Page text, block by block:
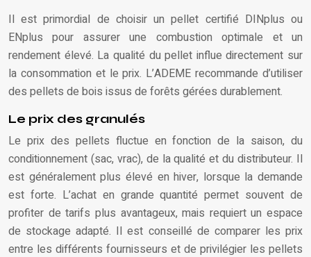
Il est primordial de choisir un pellet certifié DINplus ou
ENplus pour assurer une combustion optimale et un
rendement élevé. La qualité du pellet influe directement sur
la consommation et le prix. L’ADEME recommande d’utiliser
des pellets de bois issus de forêts gérées durablement.
Le prix des granulés
Le prix des pellets fluctue en fonction de la saison, du
conditionnement (sac, vrac), de la qualité et du distributeur. Il
est généralement plus élevé en hiver, lorsque la demande
est forte. L’achat en grande quantité permet souvent de
profiter de tarifs plus avantageux, mais requiert un espace
de stockage adapté. Il est conseillé de comparer les prix
entre les différents fournisseurs et de privilégier les pellets